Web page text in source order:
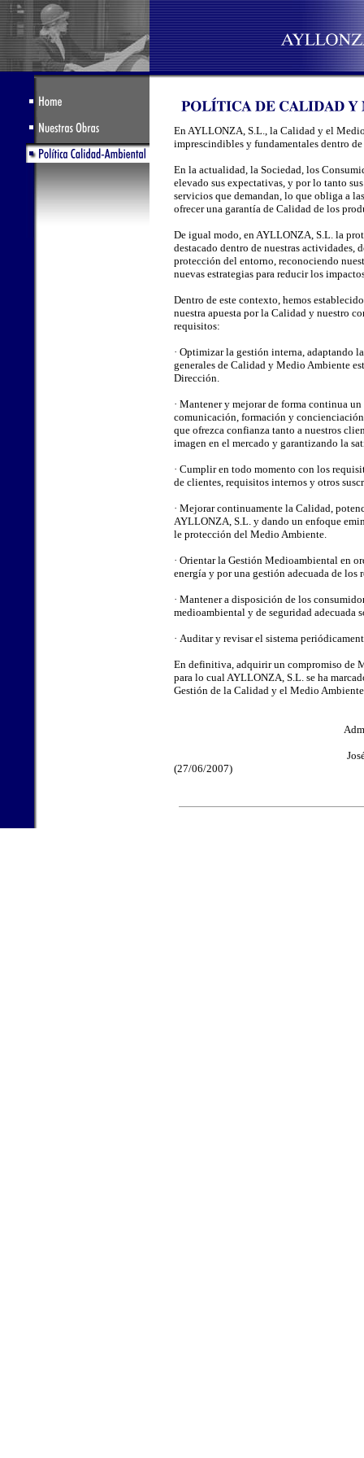
En AYLLONZA, S.L., la Calidad y el
imprescindibles y fundamentales dentro
En la actualidad, la Sociedad, los
elevado sus expectativas, y por lo tanto
servicios que demandan, lo que obliga a
ofrecer una garantía de Calidad de los
De igual modo, en AYLLONZA, S.L. la
destacado dentro de nuestras actividades,
protección del entorno, reconociendo
nuevas estrategias para reducir los
Dentro de este contexto, hemos
nuestra apuesta por la Calidad y nuestro
requisitos:
· Optimizar la gestión interna, adaptando
generales de Calidad y Medio Ambiente
Dirección.
· Mantener y mejorar de forma continua
comunicación, formación y
que ofrezca confianza tanto a nuestros
imagen en el mercado y garantizando la
· Cumplir en todo momento con los
de clientes, requisitos internos y otros
· Mejorar continuamente la Calidad,
AYLLONZA, S.L. y dando un enfoque
le protección del Medio Ambiente.
· Orientar la Gestión Medioambiental en
energía y por una gestión adecuada de los
· Mantener a disposición de los
medioambiental y de seguridad adecuada
· Auditar y revisar el sistema
En definitiva, adquirir un compromiso de
para lo cual AYLLONZA, S.L. se ha
Gestión de la Calidad y el Medio
José Manuel
(27/06/2007)